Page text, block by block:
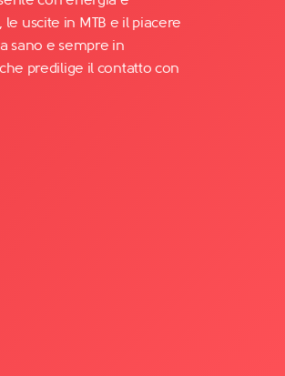
uscite in MTB e il piacere
sano e sempre in
predilige il contatto con